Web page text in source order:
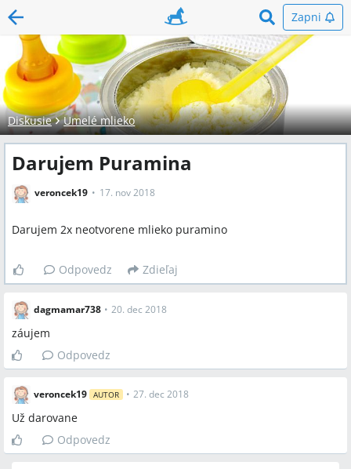
Zapni
Diskusie Umelé mlieko
Darujem Puramina
veroncek19 17. nov 2018
Darujem 2x neotvorene mlieko puramino
Odpovedz Zdieľaj
dagmamar738 • 20. dec 2018
záujem
Odpovedz
veroncek19 AUTOR • 27. dec 2018
Už darovane
Odpovedz